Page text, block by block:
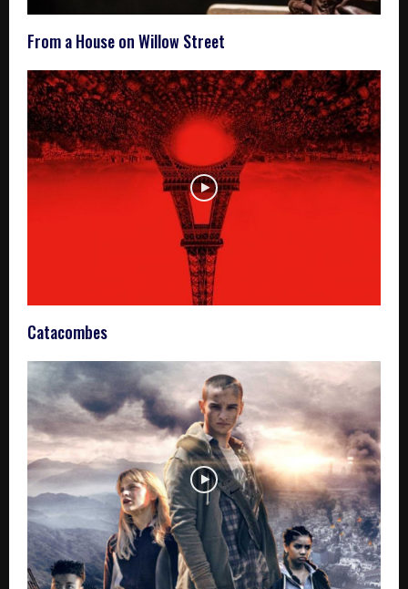
From a House on Willow Street
Catacombes